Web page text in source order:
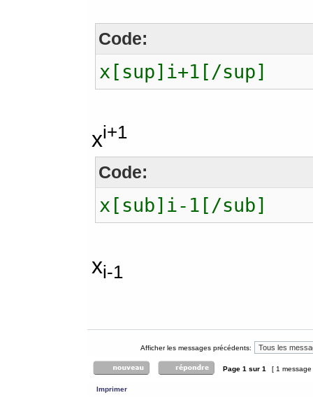
Code:
x[sup]i+1[/sup]
xi+1
Code:
x[sub]i-1[/sub]
xi-1
Afficher les messages précédents:
Page 1 sur 1 [ 1
Imprimer